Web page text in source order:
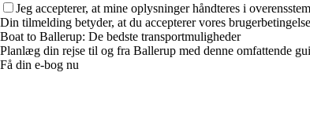
Jeg accepterer, at mine oplysninger håndteres i
Din tilmelding betyder, at du accepterer vores
Boat to Ballerup: De bedste transportmuligheder
Planlæg din rejse til og fra Ballerup med denne omfattende
Få din e-bog nu